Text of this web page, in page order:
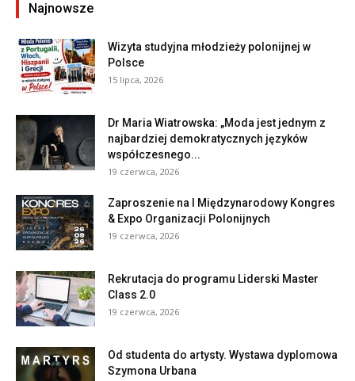
Najnowsze
Wizyta studyjna młodzieży polonijnej w
Polsce
15 lipca, 2026
Dr Maria Wiatrowska: „Moda jest jednym z
najbardziej demokratycznych języków
współczesnego...
19 czerwca, 2026
Zaproszenie na I Międzynarodowy Kongres
& Expo Organizacji Polonijnych
19 czerwca, 2026
Rekrutacja do programu Liderski Master
Class 2.0
19 czerwca, 2026
Od studenta do artysty. Wystawa dyplomowa
Szymona Urbana